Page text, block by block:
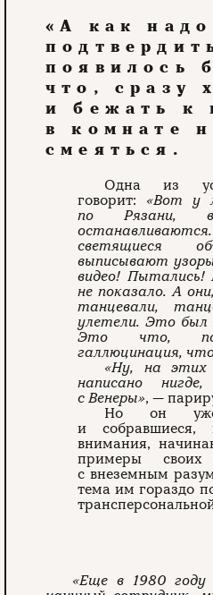
«А как надо
появилось
что, сразу
и бежать к
в комнате
смеяться.
Одна из
говорит: «Вот у
по Рязани,
светящиеся
выписывают
видео! Пытались!
не показало. А
танцевали,
улетели. Это был
Это что,
галлюцинация, что
«Ну, на
написано
с Венеры», —
Но он уже
и
внимания,
примеры
с внеземным
тема им гораздо
«Еще в 1980 году